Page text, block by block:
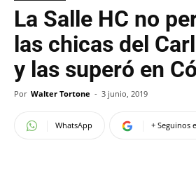
La Salle HC no
las chicas del
y las superó en
Por Walter Tortone - 3 junio, 2019
WhatsApp + Seguinos